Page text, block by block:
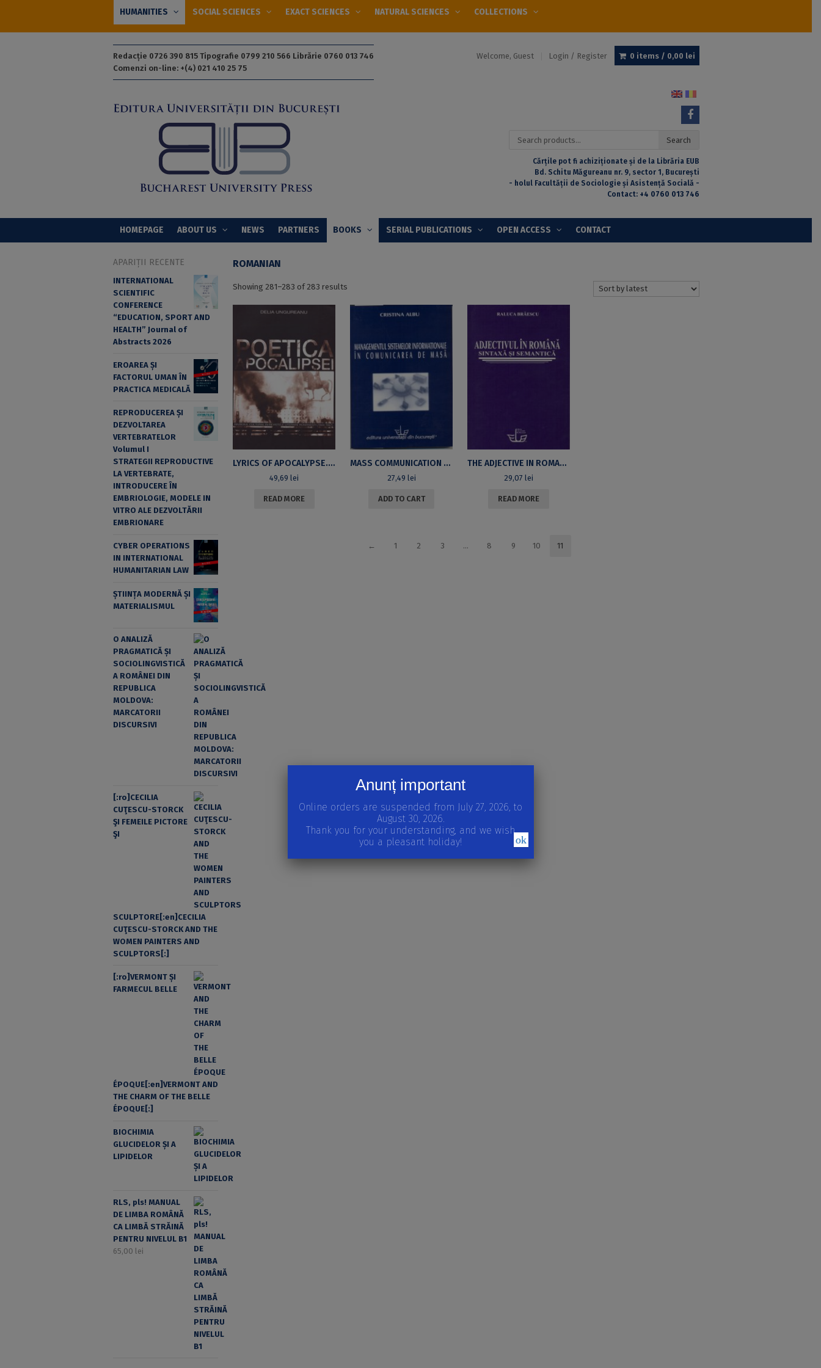
HUMANITIES SOCIAL SCIENCES EXACT SCIENCES NATURAL SCIENCES COLLECTIONS
Redacție 0726 390 815 Tipografie 0799 210 566 Librărie 0760 013 746
Comenzi on-line: +(4) 021 410 25 75
Welcome, Guest Login / Register 0 items / 0,00 lei
Search
Search
Cărțile pot fi achiziționate și de la Librăria EUB
Bd. Schitu Măgureanu nr. 9, sector 1, București
- holul Facultății de Sociologie și Asistență Socială -
Contact: +4 0760 013 746
HOMEPAGE ABOUT US NEWS PARTNERS BOOKS SERIAL PUBLICATIONS OPEN ACCESS CONTACT
ROMANIAN
Showing 281–283 of 283 results
LYRICS OF APOCALYPSE. THE CULTURAL BATTLE IN ROMANIAN LITERARY MAGAZINES (1944-1947)
49,69lei
READ MORE
MASS COMMUNICATION INFORMATION SYSTEMS MANAGEMENT
27,49 lei
ADD TO CART
THE ADJECTIVE IN ROMANIAN. ITS SYNTAX AND SEMANTICS
29,07 lei
READ MORE
← 1 2 3 … 8 9 10 11
APARIȚII RECENTE
INTERNATIONAL
SCIENTIFIC
CONFERENCE
“EDUCATION, SPORT AND
HEALTH” Journal of
Abstracts 2026
EROAREA ȘI
FACTORUL UMAN ÎN
PRACTICA MEDICALĂ
REPRODUCEREA ȘI
DEZVOLTAREA
VERTEBRATELOR
Volumul I
STRATEGII REPRODUCTIVE
LA VERTEBRATE,
INTRODUCERE ÎN
EMBRIOLOGIE, MODELE IN
VITRO ALE DEZVOLTĂRII
EMBRIONARE
CYBER OPERATIONS
IN INTERNATIONAL
HUMANITARIAN LAW
ȘTIINȚA MODERNĂ ȘI
MATERIALISMUL
O ANALIZĂ
PRAGMATICĂ ȘI
SOCIOLINGVISTICĂ
A ROMÂNEI DIN
REPUBLICA
MOLDOVA:
MARCATORII
DISCURSIVI
[:ro]CECILIA
CUŢESCU-STORCK
ŞI FEMEILE PICTORE
ŞI
SCULPTORE[:en]CECILIA
CUŢESCU-STORCK AND THE
WOMEN PAINTERS AND
SCULPTORS[:]
[:ro]VERMONT ȘI
FARMECUL BELLE
ÉPOQUE[:en]VERMONT AND
THE CHARM OF THE BELLE
ÉPOQUE[:]
BIOCHIMIA
GLUCIDELOR ȘI A
LIPIDELOR
RLS, pls! MANUAL
DE LIMBA ROMÂNĂ
CA LIMBĂ STRĂINĂ
PENTRU NIVELUL B1
65,00 lei
Anunț important
Online orders are suspended from July 27, 2026, to
August 30, 2026.
Thank you for your understanding, and we wish
you a pleasant holiday!
ok